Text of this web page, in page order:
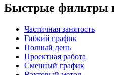
Быстрые фильтры
Частичная занятость
Гибкий график
Полный день
Проектная работа
Сменный график